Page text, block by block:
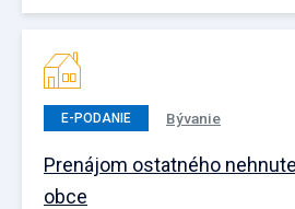
E-PODANIE Bývanie
Prenájom ostatného
obce